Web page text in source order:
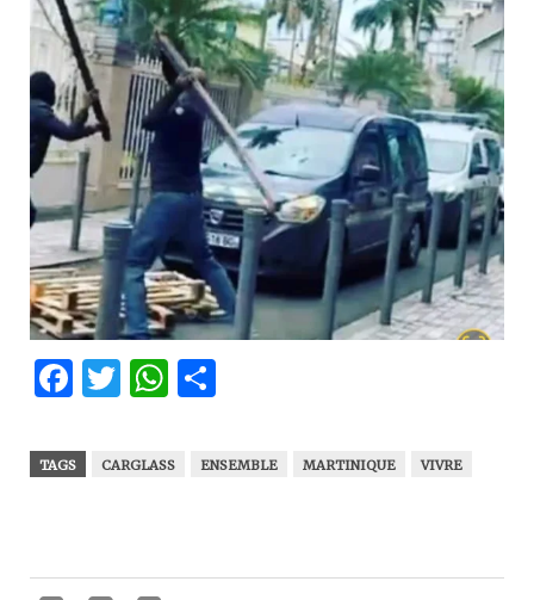
Facebook
Twitter
WhatsApp
TAGS CARGLASS ENSEMBLE MARTINIQUE VIVRE